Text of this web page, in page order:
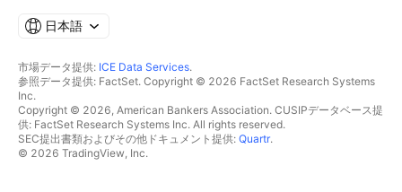
日本語
市場データ提供: ICE Data Services.
参照データ提供: FactSet. Copyright © 2026 FactSet Research Systems
Inc.
Copyright © 2026, American Bankers Association. CUSIPデータベース提
供: FactSet Research Systems Inc. All rights reserved.
SEC提出書類およびその他ドキュメント提供: Quartr.
© 2026 TradingView, Inc.